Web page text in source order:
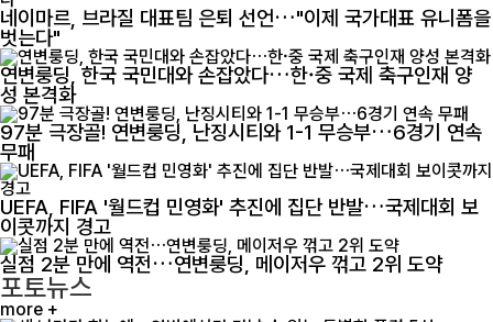
네이마르, 브라질 대표팀 은퇴 선언…"이제 국가대표 유니폼을
벗는다"
연변룽딩, 한국 국민대와 손잡았다…한·중 국제 축구인재 양
성 본격화
97분 극장골! 연변룽딩, 난징시티와 1-1 무승부…6경기 연속
무패
UEFA, FIFA '월드컵 민영화' 추진에 집단 반발…국제대회 보
이콧까지 경고
실점 2분 만에 역전…연변룽딩, 메이저우 꺾고 2위 도약
포토뉴스
more +